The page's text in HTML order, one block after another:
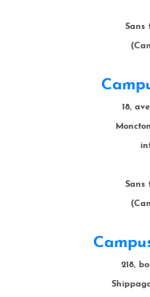
Sans
18,
Sans
218,